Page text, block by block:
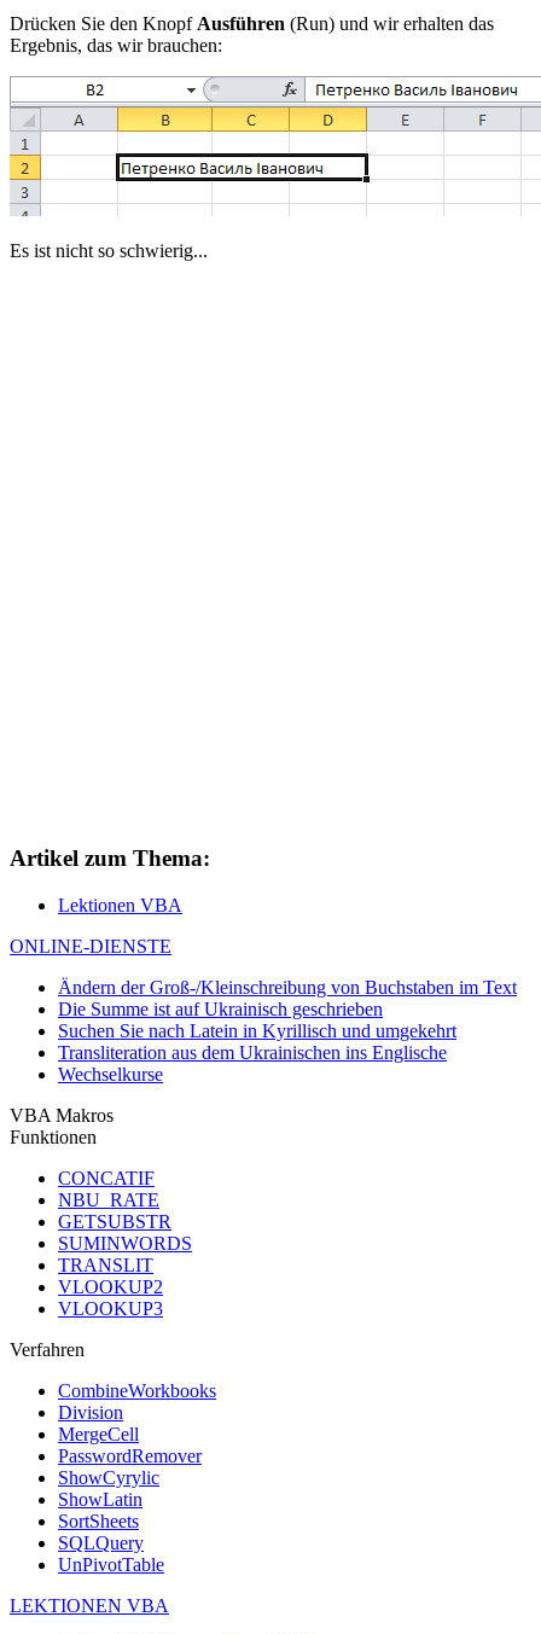
Drücken Sie den Knopf Ausführen (Run) und wir erhalten das
Ergebnis, das wir brauchen:
Es ist nicht so schwierig...
Artikel zum Thema:
Lektionen VBA
ONLINE-DIENSTE
Ändern der Groß-/Kleinschreibung von Buchstaben im Text
Die Summe ist auf Ukrainisch geschrieben
Suchen Sie nach Latein in Kyrillisch und umgekehrt
Transliteration aus dem Ukrainischen ins Englische
Wechselkurse
VBA Makros
Funktionen
CONCATIF
NBU_RATE
GETSUBSTR
SUMINWORDS
TRANSLIT
VLOOKUP2
VLOOKUP3
Verfahren
CombineWorkbooks
Division
MergeCell
PasswordRemover
ShowCyrylic
ShowLatin
SortSheets
SQLQuery
UnPivotTable
LEKTIONEN VBA